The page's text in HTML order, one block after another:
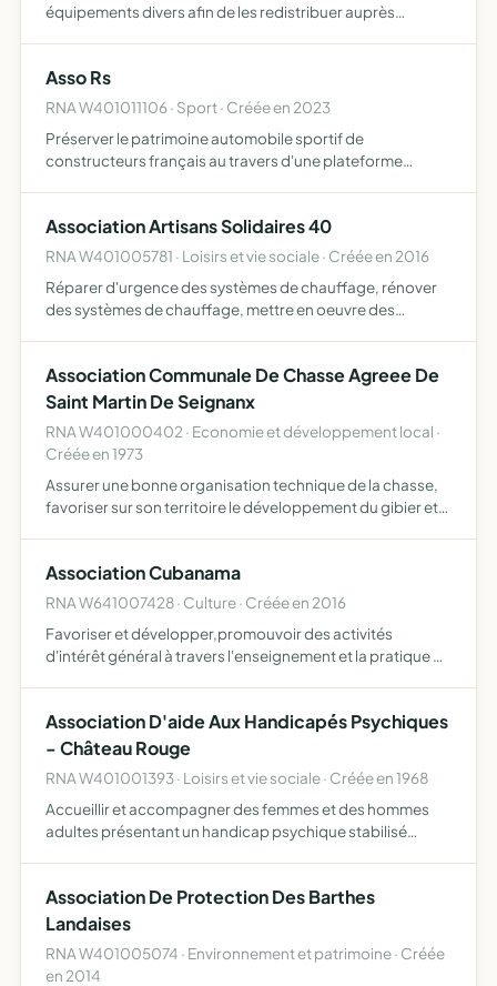
équipements divers afin de les redistribuer auprès
Asso Rs
RNA W401011106 · Sport · Créée en 2023
Préserver le patrimoine automobile sportif de
constructeurs français au travers d'une plateforme
Association Artisans Solidaires 40
RNA W401005781 · Loisirs et vie sociale · Créée en 2016
Réparer d'urgence des systèmes de chauffage, rénover
des systèmes de chauffage, mettre en oeuvre des
orga…
Association Communale De Chasse Agreee De
Saint Martin De Seignanx
RNA W401000402 · Economie et développement local ·
Créée en 1973
Assurer une bonne organisation technique de la chasse,
favoriser sur son territoire le développement du gibier et
me…
Association Cubanama
RNA W641007428 · Culture · Créée en 2016
Favoriser et développer,promouvoir des activités
d'intérêt général à travers l'enseignement et la pratique de
solidar…
Association D'aide Aux Handicapés Psychiques
- Château Rouge
RNA W401001393 · Loisirs et vie sociale · Créée en 1968
Accueillir et accompagner des femmes et des hommes
adultes présentant un handicap psychique stabilisé
et…
Association De Protection Des Barthes
Landaises
RNA W401005074 · Environnement et patrimoine · Créée
en 2014